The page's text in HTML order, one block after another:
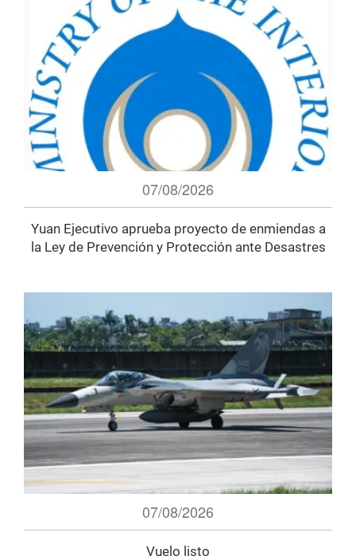
07/08/2026
Yuan Ejecutivo aprueba proyecto de enmiendas a
la Ley de Prevención y Protección ante Desastres
07/08/2026
Vuelo listo